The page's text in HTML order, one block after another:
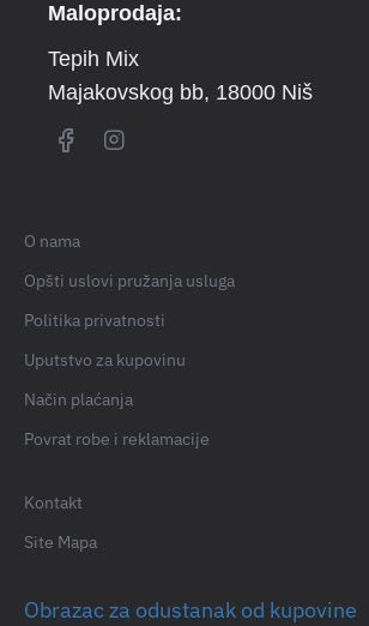
Maloprodaja:
Tepih Mix
Majakovskog bb, 18000 Niš
O nama
Opšti uslovi pružanja usluga
Politika privatnosti
Uputstvo za kupovinu
Način plaćanja
Povrat robe i reklamacije
Kontakt
Site Mapa
Obrazac za odustanak od kupovine